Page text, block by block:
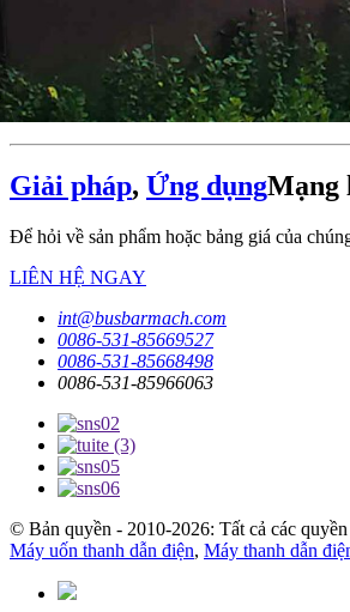
Giải pháp, Ứng dụngMạng
Để hỏi về sản phẩm hoặc bảng giá của
LIÊN HỆ NGAY
int@busbarmach.com
0086-531-85669527
0086-531-85668498
0086-531-85966063
© Bản quyền - 2010-2026: Tất cả các
Máy uốn thanh dẫn điện, Máy thanh dẫn